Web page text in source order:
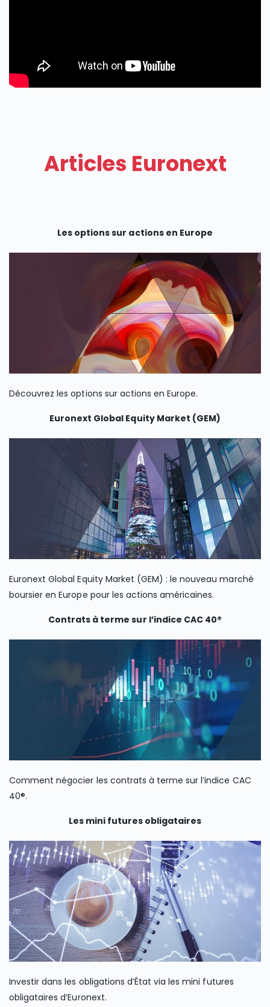
Articles Euronext
Les options sur actions en Europe
Découvrez les options sur actions en Europe.
Euronext Global Equity Market (GEM)
Euronext Global Equity Market (GEM) : le nouveau marché
boursier en Europe pour les actions américaines.
Contrats à terme sur l’indice CAC 40®
Comment négocier les contrats à terme sur l’indice CAC
40®.
Les mini futures obligataires
Investir dans les obligations d’État via les mini futures
obligataires d’Euronext.